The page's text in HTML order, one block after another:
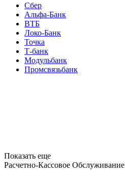
Сбер
Альфа-Банк
ВТБ
Локо-Банк
Точка
Т-банк
Модульбанк
Промсвязьбанк
Показать еще
Расчетно-Кассовое Обслуживание